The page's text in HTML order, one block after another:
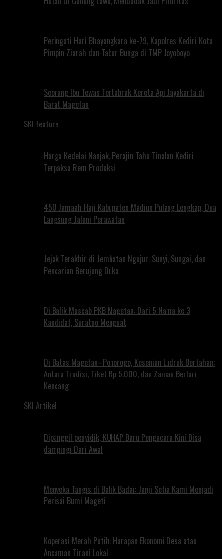
Peringati Hari Bhayangkara ke-79, Kapolres Kediri Kota
Pimpin Ziarah dan Tabur Bunga di TMP Joyoboyo
Seorang Ibu Tewas Tertabrak Kereta Api Jayakarta di
Barat Magetan
SKI feature
Harga Kedelai Nanjak, Perajin Tahu Tinalan Kediri
Terpaksa Rem Produksi
450 Jamaah Haji Kabupaten Madiun Pulang Lengkap, Dua
Langsung Jalani Perawatan
Jejak Terakhir di Jembatan Ngujur: Sunyi, Sungai, dan
Pencarian Berujung Duka
Di Balik Muscab PKB Magetan: Dari 5 Nama ke 3
Kandidat, Suratno Menguat
Di Batas Magetan–Ponorogo, Kesenian Ludruk Bertahan:
Antara Tradisi, Tiket Rp 5.000, dan Zaman Berlari
Kencang
SKI Artikel
Dipanggil penyidik, KUHAP Baru Pengacara Kini Bisa
dampingi Dari Awal
Menyeka Tangis di Balik Badai: Janji Setia Kami Menjadi
Perisai Bumi Mageti
Koperasi Merah Putih: Harapan Ekonomi Desa atau
Ancaman Tirani Lokal